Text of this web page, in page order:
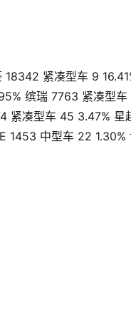
紧凑型车 9
缤瑞 7763 紧凑型
紧凑型车 45 3.47% 星
1453 中型车 22 1.30%